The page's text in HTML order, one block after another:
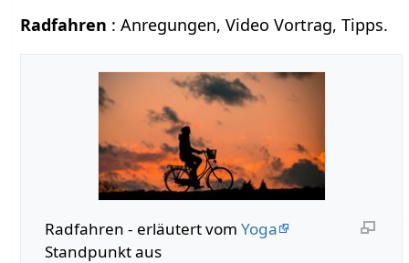
Radfahren : Anregungen, Video Vortrag, Tipps.
Radfahren - erläutert vom Yoga
Standpunkt aus